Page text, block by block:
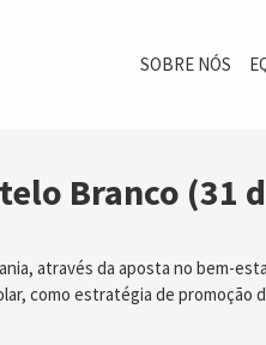
SOBRE NÓS
Branco (31
através da aposta no bem-
como estratégia de promoção